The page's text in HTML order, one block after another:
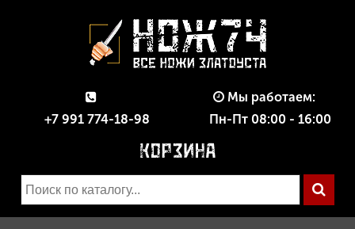
+7 991 774-18-98
Мы работаем:
Пн-Пт 08:00 - 16:00